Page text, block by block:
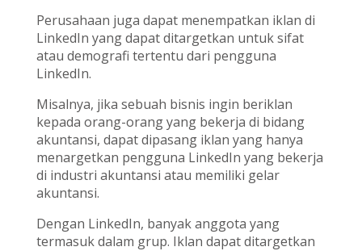
Perusahaan juga dapat menempatkan iklan di
LinkedIn yang dapat ditargetkan untuk sifat
atau demografi tertentu dari pengguna
LinkedIn.
Misalnya, jika sebuah bisnis ingin beriklan
kepada orang-orang yang bekerja di bidang
akuntansi, dapat dipasang iklan yang hanya
menargetkan pengguna LinkedIn yang bekerja
di industri akuntansi atau memiliki gelar
akuntansi.
Dengan LinkedIn, banyak anggota yang
termasuk dalam grup. Iklan dapat ditargetkan